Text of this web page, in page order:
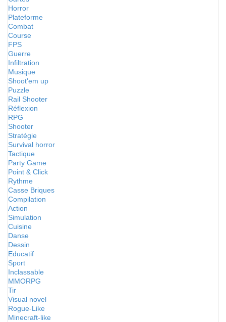
Horror
Plateforme
Combat
Course
FPS
Guerre
Infiltration
Musique
Shoot'em up
Puzzle
Rail Shooter
Réflexion
RPG
Shooter
Stratégie
Survival horror
Tactique
Party Game
Point & Click
Rythme
Casse Briques
Compilation
Action
Simulation
Cuisine
Danse
Dessin
Educatif
Sport
Inclassable
MMORPG
Tir
Visual novel
Rogue-Like
Minecraft-like